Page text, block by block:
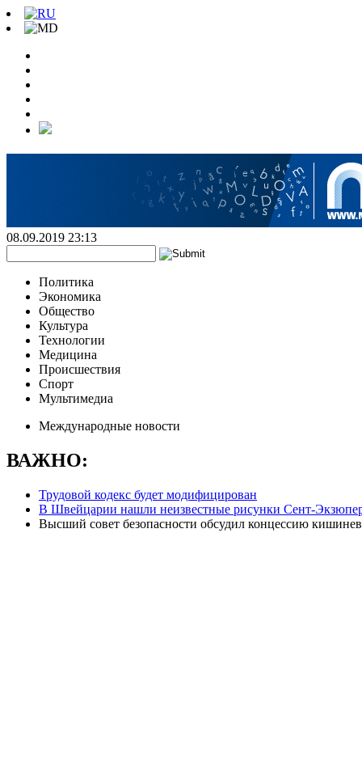
08.09.2019 23:13
Политика
Экономика
Общество
Культура
Технологии
Медицина
Происшествия
Спорт
Мультимедиа
Международные новости
ВАЖНО:
Трудовой кодекс будет модифицирован
В Швейцарии нашли неизвестные рисунки Сент-
Высший совет безопасности обсудил концессию